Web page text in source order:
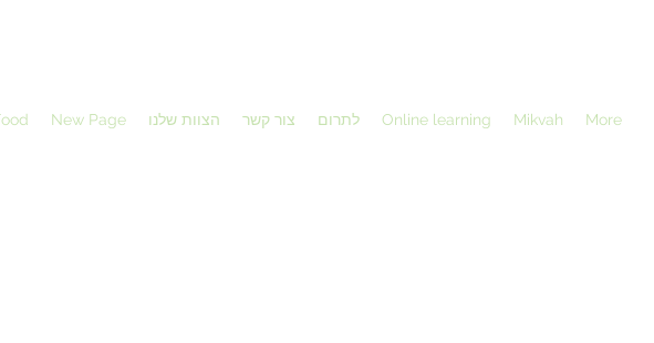
New Page הצוות שלנו צור קשר לתרום Online learning Mikvah More